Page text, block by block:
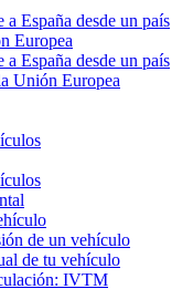
a España desde un país
Europea
a España desde un país
Unión Europea
de un vehículo
de tu vehículo
IVTM